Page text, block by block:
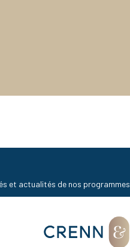
et actualités de nos programmes